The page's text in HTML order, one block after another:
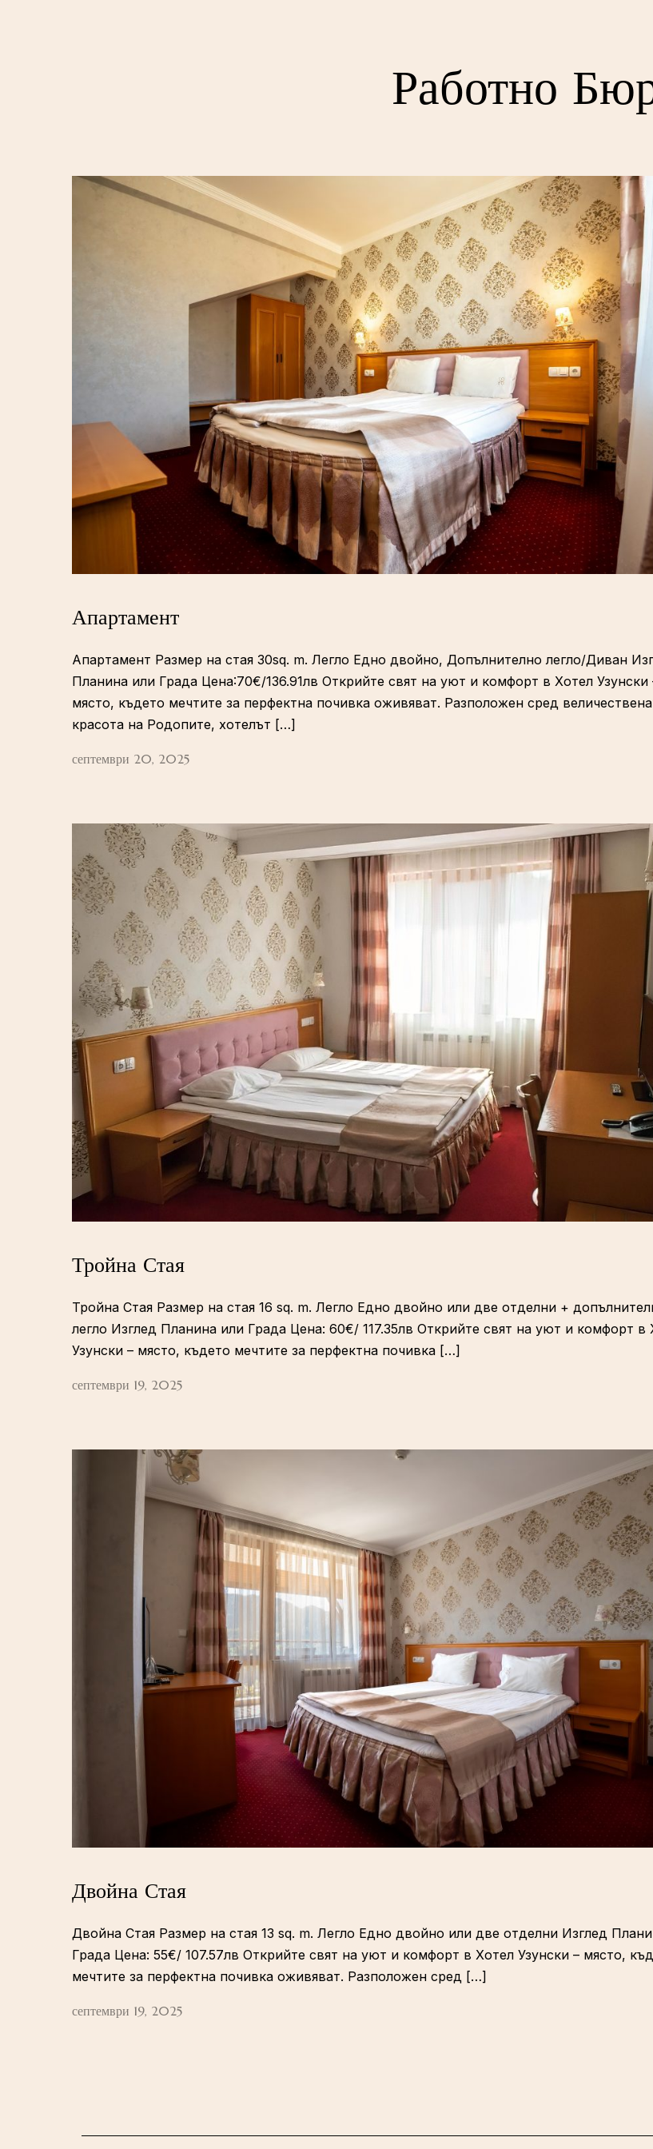
Работно
Апартамент
Апартамент Размер на стая 30sq. m. Легло Едно двойно, Допълнително легло/Диван
Планина или Града Цена:70€/136.91лв Открийте свят на уют и комфорт в Хотел Узунски
място, където мечтите за перфектна почивка оживяват. Разположен сред
красота на Родопите, хотелът […]
септември 20, 2025
Тройна Стая
Тройна Стая Размер на стая 16 sq. m. Легло Едно двойно или две отделни +
легло Изглед Планина или Града Цена: 60€/ 117.35лв Открийте свят на уют и комфорт в
Узунски – място, където мечтите за перфектна почивка […]
септември 19, 2025
Двойна Стая
Двойна Стая Размер на стая 13 sq. m. Легло Едно двойно или две отделни Изглед
Града Цена: 55€/ 107.57лв Открийте свят на уют и комфорт в Хотел Узунски – място,
мечтите за перфектна почивка оживяват. Разположен сред […]
септември 19, 2025